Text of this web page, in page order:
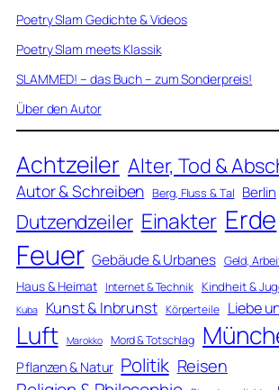
Poetry Slam Gedichte & Videos
Poetry Slam meets Klassik
SLAMMED! – das Buch – zum Sonderpreis!
Über den Autor
Achtzeiler Alter, Tod &
Autor & Schreiben Berg, Fluss & Tal Berlin
Dutzendzeiler Einakter Erde
Feuer Gebäude & Urbanes Geld,
Haus & Heimat Internet & Technik Kindheit &
Kuba Kunst & Inbrunst Körperteile Liebe
Luft Marokko Mord & Totschlag
Pflanzen & Natur Politik Reisen